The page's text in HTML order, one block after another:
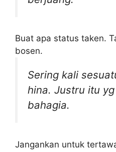
Buat apa status taken.
bosen.
Sering kali
hina. Justru itu
bahagia.
Jangankan untuk